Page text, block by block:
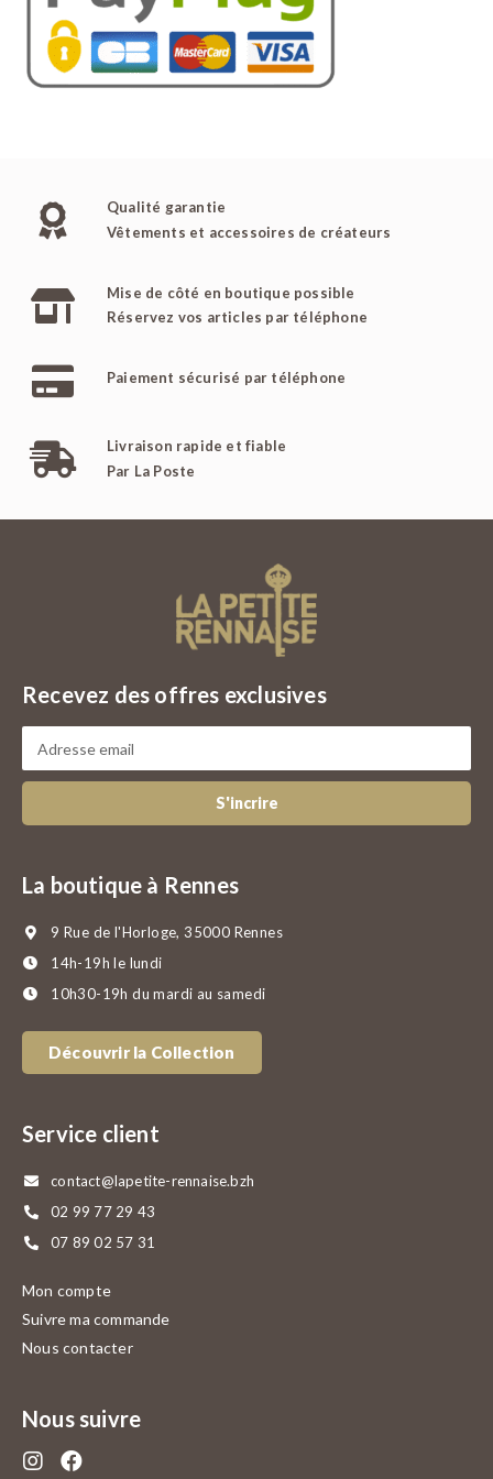
Qualité garantie
Vêtements et accessoires de créateurs
Mise de côté en boutique possible
Réservez vos articles par téléphone
Paiement sécurisé par téléphone
Livraison rapide et fiable
Par La Poste
Recevez des offres exclusives
S'incrire
La boutique à Rennes
9 Rue de l'Horloge, 35000 Rennes
14h-19h le lundi
10h30-19h du mardi au samedi
Découvrir la Collection
Service client
contact@lapetite-rennaise.bzh
02 99 77 29 43
07 89 02 57 31
Mon compte
Suivre ma commande
Nous contacter
Nous suivre